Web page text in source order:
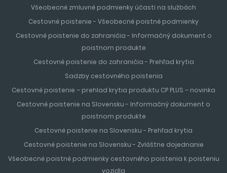
Všeobecné zmluvné podmienky účasti na službách
Cestovné poistenie - Všeobecné poistné podmienky
Cestovné poistenie do zahraničia - Informačný dokument o
poistnom produkte
Cestovné poistenie do zahraničia - Prehľad krytia
Sadzby cestovného poistenia
Cestovné poistenie – prehlad krytia produktu CP PLUS – novinka
Cestovné poistenie na Slovensku - Informačný dokument o
poistnom produkte
Cestovné poistenie na Slovensku - Prehľad krytia
Cestovné poistenie na Slovensku - Zvláštne dojednanie
Všeobecné poistné podmienky cestovného poistenia k poisteniu
vozidla